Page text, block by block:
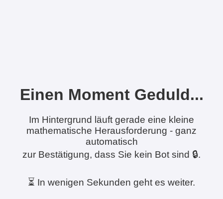
Einen Moment Geduld...
Im Hintergrund läuft gerade eine kleine
mathematische Herausforderung - ganz
automatisch
zur Bestätigung, dass Sie kein Bot sind 🔒.
⏳ In wenigen Sekunden geht es weiter.